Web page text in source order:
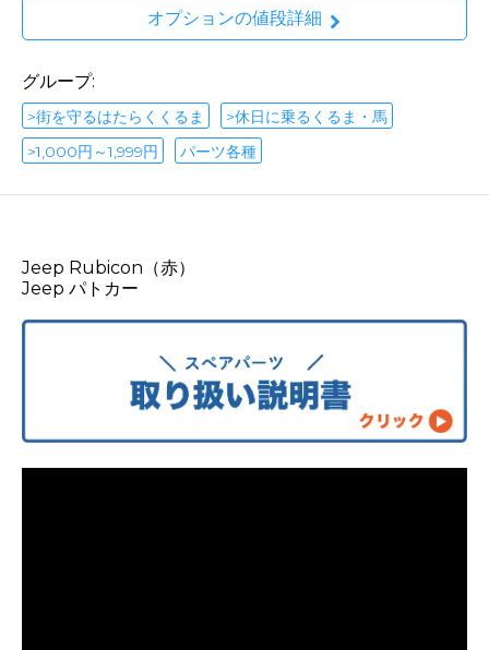
オプションの値段詳細
グループ:
>街を守るはたらくくるま
>休日に乗るくるま・馬
>1,000円～1,999円
パーツ各種
Jeep Rubicon（赤）
Jeep パトカー